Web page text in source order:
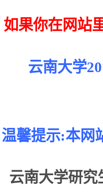
如果你在网站
云南大学
温馨提示:本网
云南大学研究